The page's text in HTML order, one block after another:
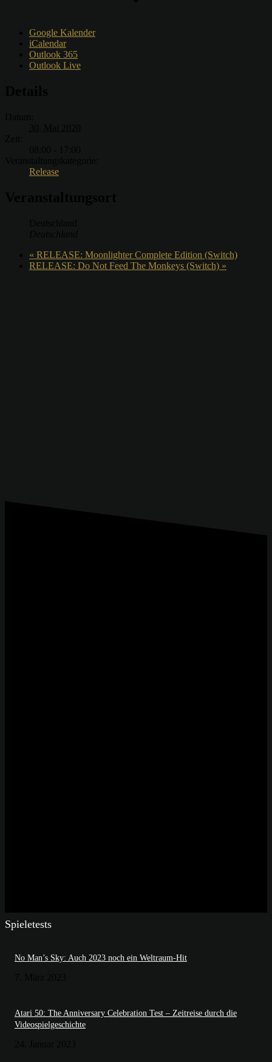
Google Kalender
iCalendar
Outlook 365
Outlook Live
Release
« RELEASE: Moonlighter Complete Edition (Switch)
RELEASE: Do Not Feed The Monkeys (Switch) »
Spieletests
No Man’s Sky: Auch 2023 noch ein Weltraum-Hit
Atari 50: The Anniversary Celebration Test – Zeitreise durch die
Videospielgeschichte